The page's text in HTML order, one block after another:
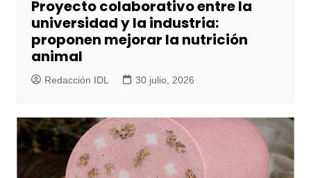
Proyecto colaborativo entre la
universidad y la industria:
proponen mejorar la nutrición
animal
Redacción IDL 30 julio, 2026